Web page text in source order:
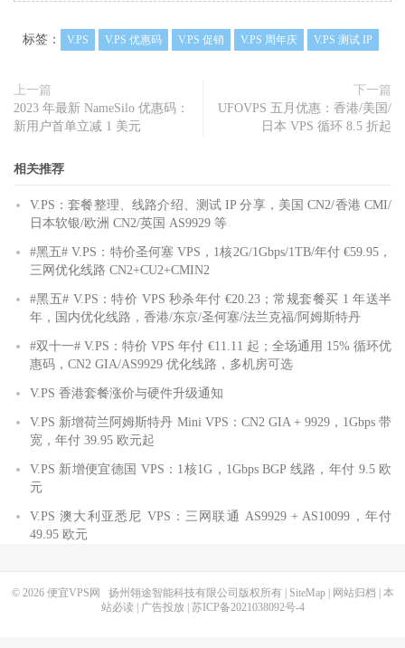
标签： V.PS V.PS 优惠码 V.PS 促销 V.PS 周年庆 V.PS 测试 IP
上一篇
2023 年最新 NameSilo 优惠码：
新用户首单立减 1 美元
下一篇
UFOVPS 五月优惠：香港/美国/
日本 VPS 循环 8.5 折起
相关推荐
V.PS：套餐整理、线路介绍、测试 IP 分享，美国 CN2/香港 CMI/
日本软银/欧洲 CN2/英国 AS9929 等
#黑五# V.PS：特价圣何塞 VPS，1核2G/1Gbps/1TB/年付 €59.95，
三网优化线路 CN2+CU2+CMIN2
#黑五# V.PS：特价 VPS 秒杀年付 €20.23；常规套餐买 1 年送半
年，国内优化线路，香港/东京/圣何塞/法兰克福/阿姆斯特丹
#双十一# V.PS：特价 VPS 年付 €11.11 起；全场通用 15% 循环优
惠码，CN2 GIA/AS9929 优化线路，多机房可选
V.PS 香港套餐涨价与硬件升级通知
V.PS 新增荷兰阿姆斯特丹 Mini VPS：CN2 GIA + 9929，1Gbps 带
宽，年付 39.95 欧元起
V.PS 新增便宜德国 VPS：1核1G，1Gbps BGP 线路，年付 9.5 欧
元
V.PS 澳大利亚悉尼 VPS：三网联通 AS9929 + AS10099，年付
49.95 欧元
© 2026 便宜VPS网 扬州翎途智能科技有限公司版权所有 | SiteMap| 网站归档
本
站必读
广告投放| 苏ICP备2021038092号-4